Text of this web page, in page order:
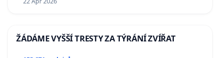
ŽÁDÁME VYŠŠÍ TRESTY ZA TÝRÁNÍ ZVÍŘAT